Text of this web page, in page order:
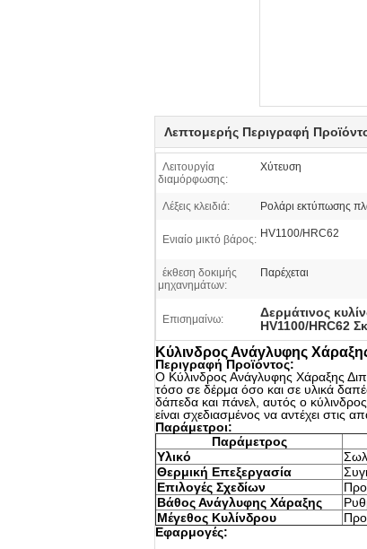
Λεπτομερής Περιγραφή
Λειτουργία
διαμόρφωσης:
Χύτευση
Λέξεις κλειδιά: Ρολάρι εκτύπωσης
Ενιαίο μικτό βάρος: HV1100/HRC62
έκθεση δοκιμής
μηχανημάτων:
Παρέχεται
Επισημαίνω: Δερμάτινος
HV1100/HRC62
Κύλινδρος Ανάγλυφης
Περιγραφή Προϊόντος:
Ο Κύλινδρος Ανάγλυφης Χάραξης
τόσο σε δέρμα όσο και σε υλικά
δάπεδα και πάνελ, αυτός ο
είναι σχεδιασμένος να αντέχει στις
Παράμετροι:
Παράμετρος
Υλικό
Θερμική Επεξεργασία
Επιλογές Σχεδίων
Βάθος Ανάγλυφης Χάραξης
Μέγεθος Κυλίνδρου
Εφαρμογές: